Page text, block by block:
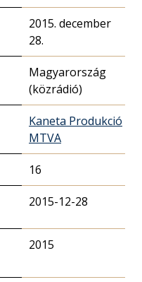
2015. december
28.
Magyarország
(közrádió)
Kaneta Produkció
MTVA
16
2015-12-28
2015